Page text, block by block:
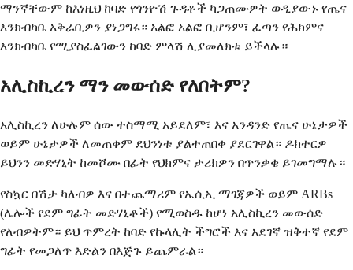
ማንኛቸውም ከእነዚህ ከባድ የጎንዮሽ ጉዳቶች ካጋጠሙዎት ወዲያውኑ የጤና
እንክብካቤ አቅራቢዎን ያነጋግሩ። አልፎ አልፎ ቢሆንም፣ ፈጣን የሕክምና
እንክብካቤ የሚያስፈልገውን ከባድ ምላሽ ሊያመለክቱ ይችላሉ።
አሊስኪረን ማን መውሰድ የለበትም?
አሊስኪረን ለሁሉም ሰው ተስማሚ አይደለም፣ እና አንዳንድ የጤና ሁኔታዎች
ወይም ሁኔታዎች ለመጠቀም ደህንነቱ ያልተጠበቀ ያደርገዋል። ዶክተርዎ
ይህንን መድሃኒት ከመሾሙ በፊት የህክምና ታሪክዎን በጥንቃቄ ይገመግማሉ።
የስኳር በሽታ ካለብዎ እና በተጨማሪም የኤሲኢ ማገጃዎች ወይም ARBs
(ሌሎች የደም ግፊት መድሃኒቶች) የሚወስዱ ከሆነ አሊስኪረን መውሰድ
የለብዎትም። ይህ ጥምረት ከባድ የኩላሊት ችግሮች እና አደገኛ ዝቅተኛ የደም
ግፊት የመጋለጥ እድልን በእጅጉ ይጨምራል።